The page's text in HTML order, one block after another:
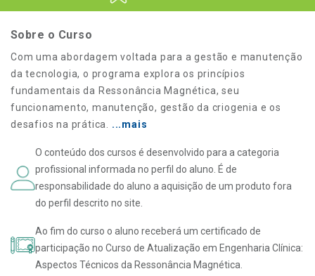
Sobre o Curso
Com uma abordagem voltada para a gestão e manutenção
da tecnologia, o programa explora os princípios
fundamentais da Ressonância Magnética, seu
funcionamento, manutenção, gestão da criogenia e os
desafios na prática.
...mais
O conteúdo dos cursos é desenvolvido para a categoria
profissional informada no perfil do aluno. É de
responsabilidade do aluno a aquisição de um produto fora
do perfil descrito no site.
Ao fim do curso o aluno receberá um certificado de
participação no Curso de Atualização em Engenharia Clínica:
Aspectos Técnicos da Ressonância Magnética